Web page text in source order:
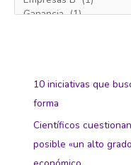
10 iniciativas que
forma
Científicos
posible «un alto